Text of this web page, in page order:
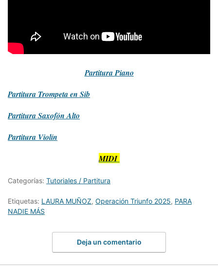
PartituraPiano
Partitura Trompeta en Sib
PartituraSaxofón Alto
Partitura Violín
MIDI
Categorías: Tutoriales / Partitura
Etiquetas: LAURA MUÑOZ, Operación Triunfo 2025, PARA
NADIE MÁS
Deja un comentario